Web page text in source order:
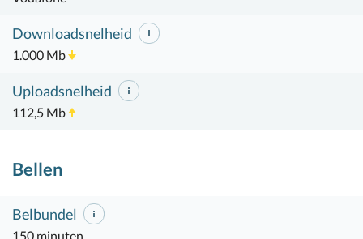
Downloadsnelheid
1.000 Mb
Uploadsnelheid
112,5 Mb
Bellen
Belbundel
150 minuten